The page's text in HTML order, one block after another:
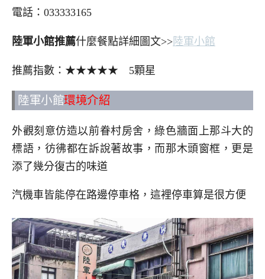
電話：033333165
陸軍小館推薦什麼餐點詳細圖文>>陸軍小館
推薦指數：★★★★★ 5顆星
陸軍小館環境介紹
外觀刻意仿造以前眷村房舍，綠色牆面上那斗大的
標語，彷彿都在訴說著故事，而那木頭窗框，更是
添了幾分復古的味道
汽機車皆能停在路邊停車格，這裡停車算是很方便